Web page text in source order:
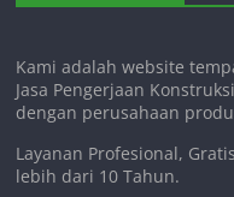
Kami adalah website
Jasa Pengerjaan
dengan perusahaan
Layanan Profesional,
lebih dari 10 Tahun.